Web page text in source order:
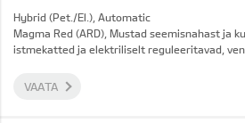
Hybrid (Pet./El.), Automatic
Magma Red (ARD), Mustad seemisnahast ja
istmekatted ja elektriliselt reguleeritavad,
VAATA